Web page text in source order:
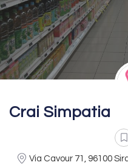
Crai Simpatia
Via Cavour 71, 96100